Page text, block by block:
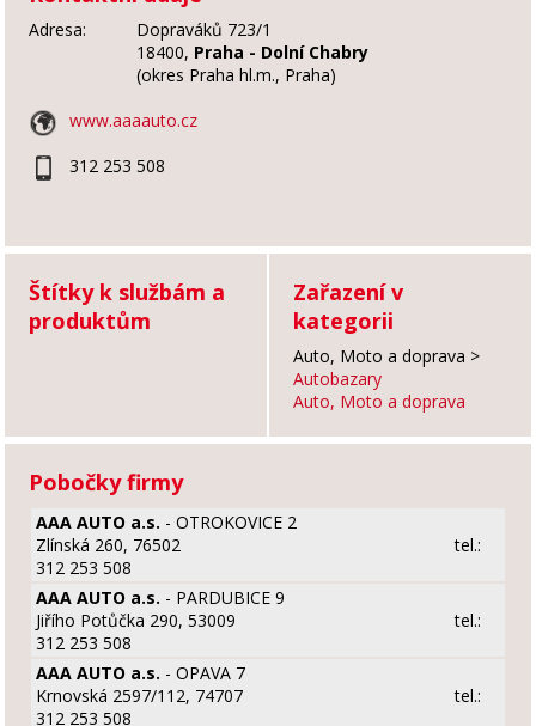
Adresa:
Dopraváků 723/1
18400, Praha - Dolní Chabry
(okres Praha hl.m., Praha)
www.aaaauto.cz
312 253 508
Štítky k službám a
produktům
Zařazení v
kategorii
Auto, Moto a doprava >
Autobazary
Auto, Moto a doprava
Pobočky firmy
AAA AUTO a.s. - OTROKOVICE 2
Zlínská 260, 76502
tel.:
312 253 508
AAA AUTO a.s. - PARDUBICE 9
Jiřího Potůčka 290, 53009
tel.:
312 253 508
AAA AUTO a.s. - OPAVA 7
Krnovská 2597/112, 74707
tel.:
312 253 508